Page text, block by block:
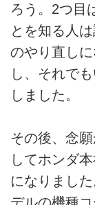
ろう。2つ目
とを知る人
のやり直し
し、それで
しました。
その後、念
してホンダ
になりまし